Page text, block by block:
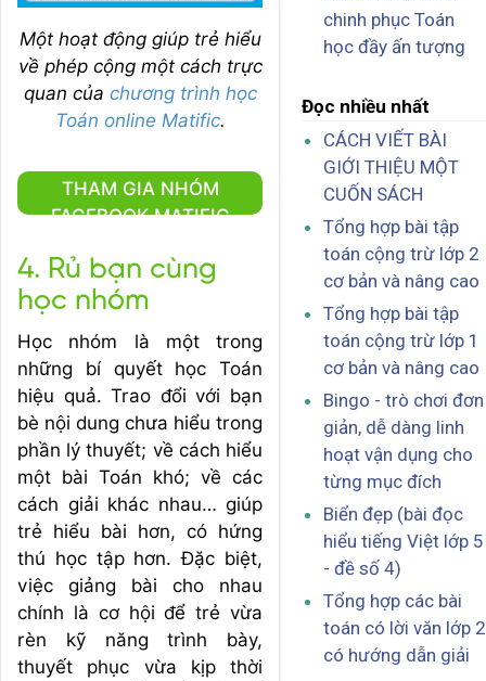
Một hoạt động giúp trẻ hiểu
về phép cộng một cách trực
quan của chương trình học
Toán online Matific.
THAM GIA NHÓM
FACEBOOK MATIFIC
4. Rủ bạn cùng
học nhóm
Học nhóm là một trong
những bí quyết học Toán
hiệu quả. Trao đổi với bạn
bè nội dung chưa hiểu trong
phần lý thuyết; về cách hiểu
một bài Toán khó; về các
cách giải khác nhau… giúp
trẻ hiểu bài hơn, có hứng
thú học tập hơn. Đặc biệt,
việc giảng bài cho nhau
chính là cơ hội để trẻ vừa
rèn kỹ năng trình bày,
thuyết phục vừa kịp thời
chinh phục Toán
học đầy ấn tượng
Đọc nhiều nhất
CÁCH VIẾT BÀI
GIỚI THIỆU MỘT
CUỐN SÁCH
Tổng hợp bài tập
toán cộng trừ lớp 2
cơ bản và nâng cao
Tổng hợp bài tập
toán cộng trừ lớp 1
cơ bản và nâng cao
Bingo - trò chơi đơn
giản, dễ dàng linh
hoạt vận dụng cho
từng mục đích
Biển đẹp (bài đọc
hiểu tiếng Việt lớp 5
- đề số 4)
Tổng hợp các bài
toán có lời văn lớp 2
có hướng dẫn giải